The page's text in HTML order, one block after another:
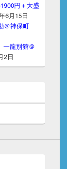
円＋大盛
6月15日
＠神保町
一龍別館＠
2日